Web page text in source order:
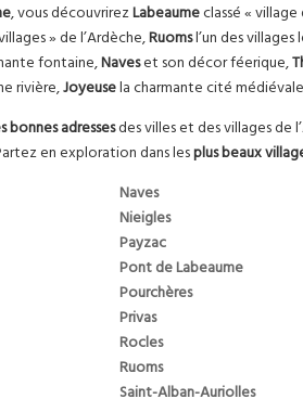
, vous découvrirezLabeaumeclassé «
» de l’Ardèche,Ruomsl’un des villages
fontaine,Naveset son décor féerique,
rivière,Joyeusela charmante cité
bonnes adressesdes villes et des villages de
en exploration dans lesplus beaux
Naves
Nieigles
Payzac
Pont de Labeaume
Pourchères
Privas
Rocles
Ruoms
Saint-Alban-Auriolles